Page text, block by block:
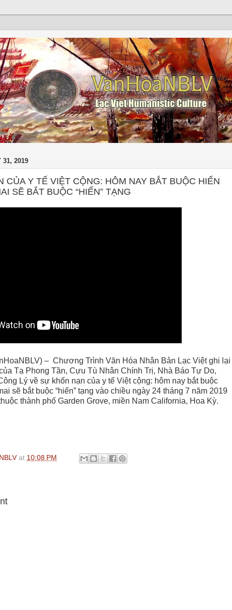
31, 2019
CỦA Y TẾ VIỆT CỘNG: HÔM NAY BẮT BUỘC HIẾN
SẼ BẮT BUỘC “HIẾN” TẠNG
– Chương Trình Văn Hóa Nhân Bản Lạc Việt ghi lại
Tạ Phong Tần, Cựu Tù Nhân Chính Trị, Nhà Báo Tự Do,
Lý về sự khốn nạn của y tế Việt cộng: hôm nay bắt buộc
sẽ bắt buộc “hiến” tạng vào chiều ngày 24 tháng 7 năm 2019
thành phố Garden Grove, miền Nam California, Hoa Kỳ.
at 10:08 PM